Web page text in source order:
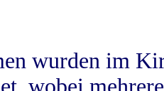
wurden im